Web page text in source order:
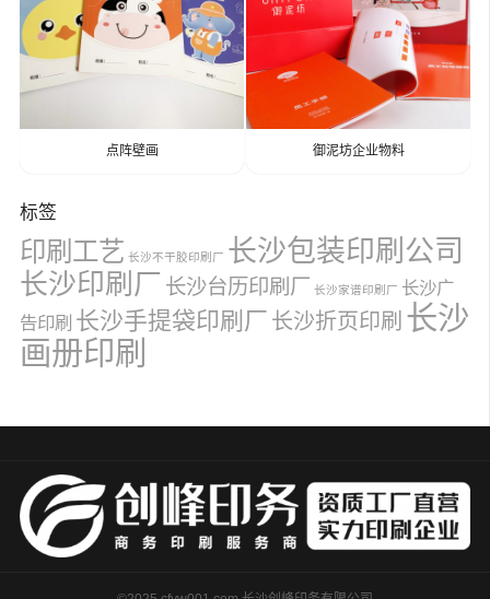
点阵壁画 御泥坊企业物料
标签
印刷工艺 长沙不干胶印刷厂 长沙包装印刷公司
长沙印刷厂 长沙台历印刷厂 长沙家谱印刷厂 长沙广
告印刷 长沙手提袋印刷厂 长沙折页印刷 长沙
画册印刷